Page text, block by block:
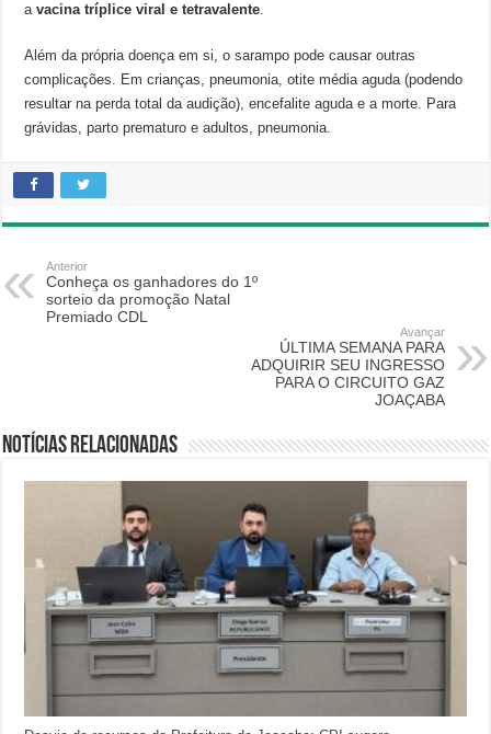
avacina tríplice viral e tetravalente.
Além da própria doença em si, o sarampo pode causar outras
complicações. Em crianças, pneumonia, otite média aguda (podendo
resultar na perda total da audição), encefalite aguda e a morte. Para
grávidas, parto prematuro e adultos, pneumonia.
Anterior
Conheça os ganhadores do 1º
sorteio da promoção Natal
Premiado CDL
Avançar
ÚLTIMA SEMANA PARA
ADQUIRIR SEU INGRESSO
PARA O CIRCUITO GAZ
JOAÇABA
Notícias relacionadas